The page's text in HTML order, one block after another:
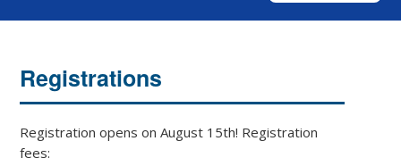
Registrations
Registration opens on August 15th! Registration
fees: